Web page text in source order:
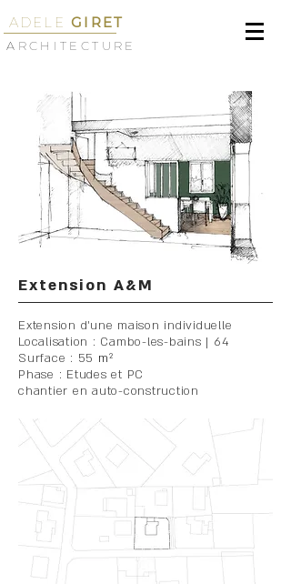
ADELE GIRET
ARCHITECTURE
Extension A&M
Extension d'une maison individuelle
Localisation : Cambo-les-bains | 64
Surface : 55 m²
Phase : Etudes et PC
chantier en auto-construction